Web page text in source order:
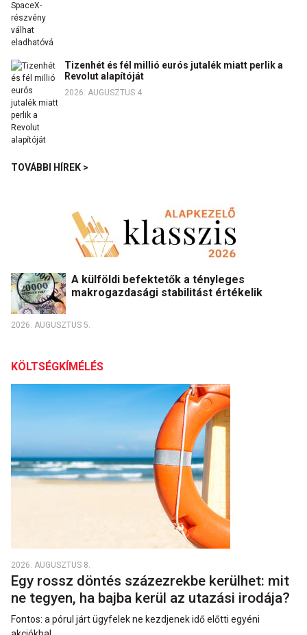
Tizenhét és fél millió eurós jutalék miatt perlik a
Revolut alapítóját
2026. AUGUSZTUS 4.
TOVÁBBI HÍREK >
A külföldi befektetők a tényleges
makrogazdasági stabilitást értékelik
2026. AUGUSZTUS 5.
KÖLTSÉGKÍMÉLÉS
2026. AUGUSZTUS 8.
Egy rossz döntés százezrekbe kerülhet: mit
ne tegyen, ha bajba kerül az utazási irodája?
Fontos: a pórul járt ügyfelek ne kezdjenek idő előtti egyéni